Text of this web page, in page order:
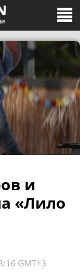
и
«Лило
GMT+3